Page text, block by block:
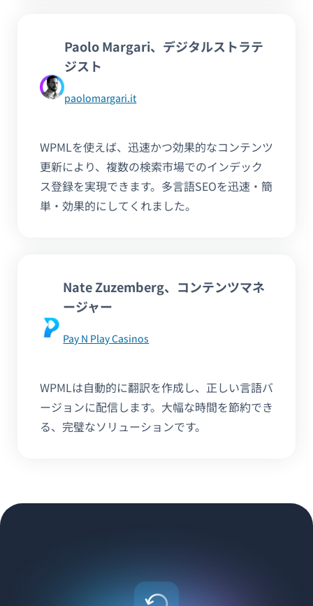
Paolo Margari、デジタルストラテ
ジスト
paolomargari.it
WPMLを使えば、迅速かつ効果的なコンテンツ
更新により、複数の検索市場でのインデック
ス登録を実現できます。多言語SEOを迅速・簡
単・効果的にしてくれました。
Nate Zuzemberg、コンテンツマネ
ージャー
Pay N Play Casinos
WPMLは自動的に翻訳を作成し、正しい言語バ
ージョンに配信します。大幅な時間を節約でき
る、完璧なソリューションです。